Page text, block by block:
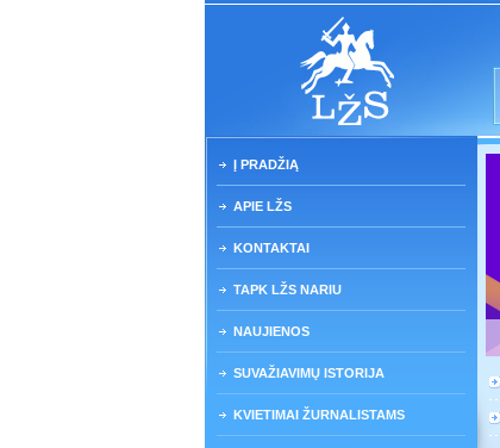
Į PRADŽIĄ
APIE LŽS
KONTAKTAI
TAPK LŽS NARIU
NAUJIENOS
SUVAŽIAVIMŲ ISTORIJA
KVIETIMAI ŽURNALISTAMS